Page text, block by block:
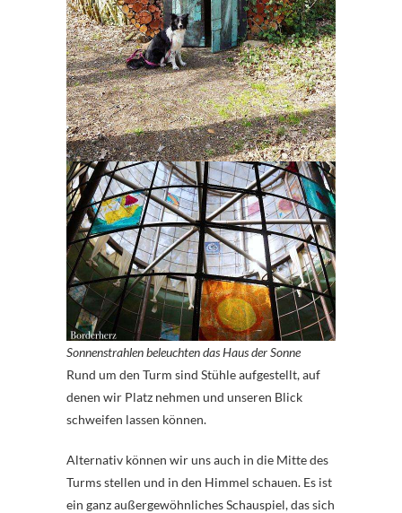
Sonnenstrahlen beleuchten das Haus der Sonne
Rund um den Turm sind Stühle aufgestellt, auf
denen wir Platz nehmen und unseren Blick
schweifen lassen können.
Alternativ können wir uns auch in die Mitte des
Turms stellen und in den Himmel schauen. Es ist
ein ganz außergewöhnliches Schauspiel, das sich